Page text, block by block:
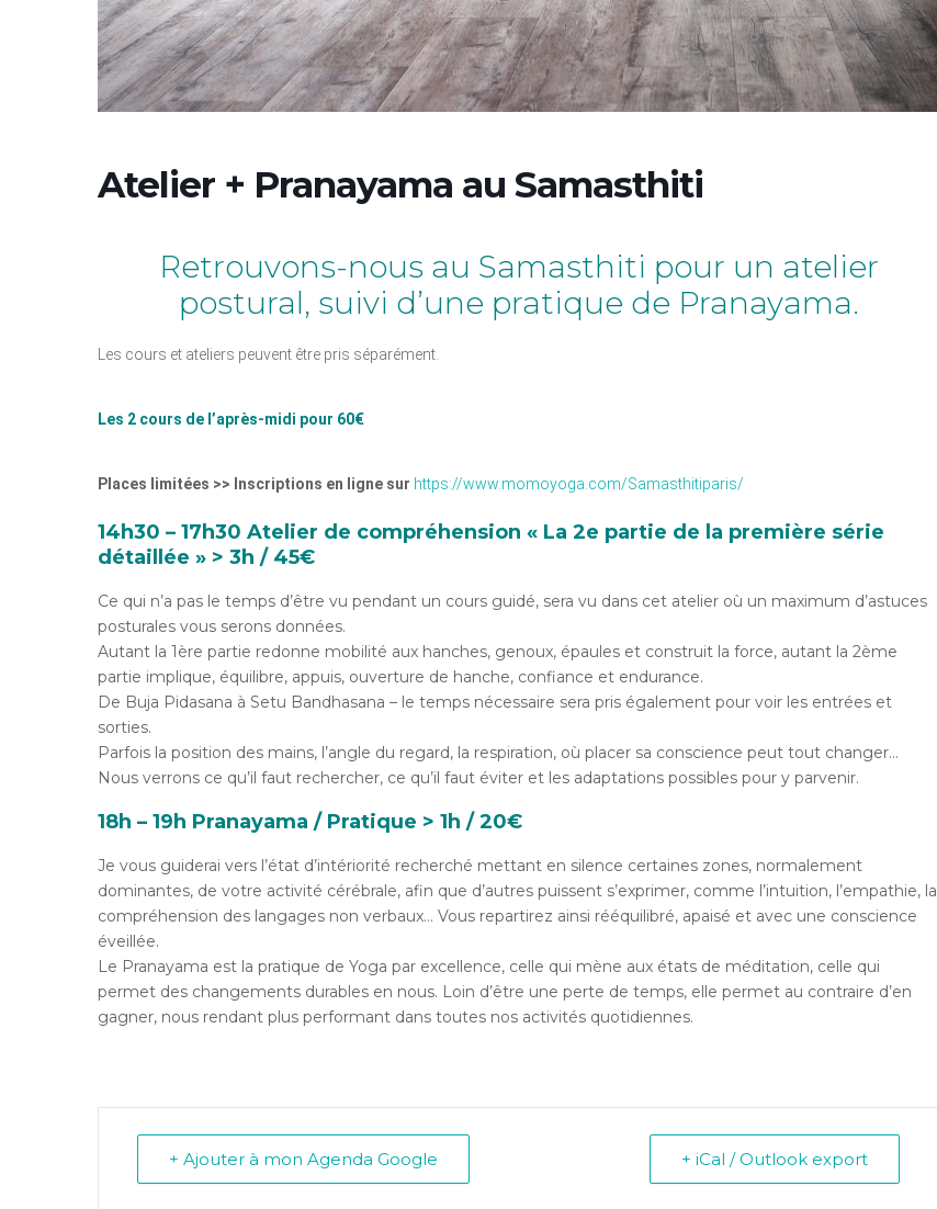
Atelier + Pranayama au Samasthiti
Retrouvons-nous au Samasthiti pour un atelier
postural, suivi d’une pratique de Pranayama.
Les cours et ateliers peuvent être pris séparément.
Les 2 cours de l’après-midi pour 60€
Places limitées >> Inscriptions en ligne sur https://www.momoyoga.com/Samasthitiparis/
14h30 – 17h30 Atelier de compréhension « La 2e partie de la première série
détaillée » > 3h / 45€
Ce qui n’a pas le temps d’être vu pendant un cours guidé, sera vu dans cet atelier où un maximum d’astuces
posturales vous serons données.
Autant la 1ère partie redonne mobilité aux hanches, genoux, épaules et construit la force, autant la 2ème
partie implique, équilibre, appuis, ouverture de hanche, confiance et endurance.
De Buja Pidasana à Setu Bandhasana – le temps nécessaire sera pris également pour voir les entrées et
sorties.
Parfois la position des mains, l’angle du regard, la respiration, où placer sa conscience peut tout changer…
Nous verrons ce qu’il faut rechercher, ce qu’il faut éviter et les adaptations possibles pour y parvenir.
18h – 19h Pranayama / Pratique > 1h / 20€
Je vous guiderai vers l’état d’intériorité recherché mettant en silence certaines zones, normalement
dominantes, de votre activité cérébrale, afin que d’autres puissent s’exprimer, comme l’intuition, l’empathie, la
compréhension des langages non verbaux… Vous repartirez ainsi rééquilibré, apaisé et avec une conscience
éveillée.
Le Pranayama est la pratique de Yoga par excellence, celle qui mène aux états de méditation, celle qui
permet des changements durables en nous. Loin d’être une perte de temps, elle permet au contraire d’en
gagner, nous rendant plus performant dans toutes nos activités quotidiennes.
+ Ajouter à mon Agenda Google + iCal / Outlook export